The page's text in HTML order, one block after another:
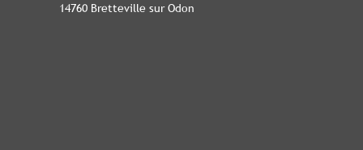
14760 Bretteville sur Odon